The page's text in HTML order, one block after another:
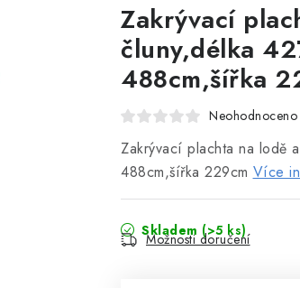
Zakrývací
čluny,délka
488cm,šířka
Neohodnoceno
Zakrývací plachta na lodě
488cm,šířka 229cm Více
Skladem (>5 ks)
Možnosti doručení